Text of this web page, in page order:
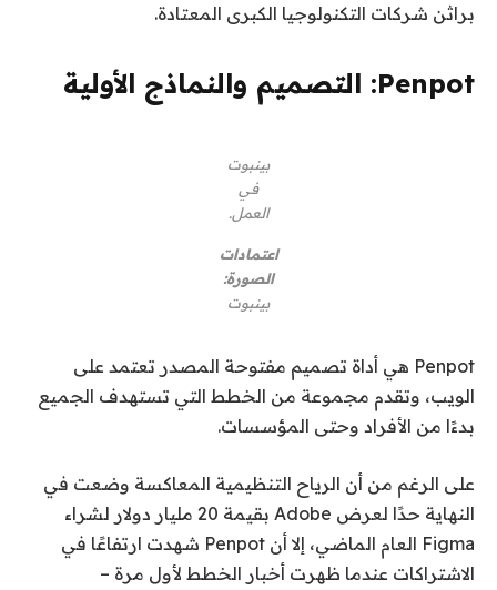
براثن شركات التكنولوجيا الكبرى المعتادة.
Penpot: التصميم والنماذج الأولية
بينبوت
في
العمل.
اعتمادات
الصورة:
بينبوت
Penpot هي أداة تصميم مفتوحة المصدر تعتمد على
الويب، وتقدم مجموعة من الخطط التي تستهدف الجميع
بدءًا من الأفراد وحتى المؤسسات.
على الرغم من أن الرياح التنظيمية المعاكسة وضعت في
النهاية حدًا لعرض Adobe بقيمة 20 مليار دولار لشراء
Figma العام الماضي، إلا أن Penpot شهدت ارتفاعًا في
الاشتراكات عندما ظهرت أخبار الخطط لأول مرة –